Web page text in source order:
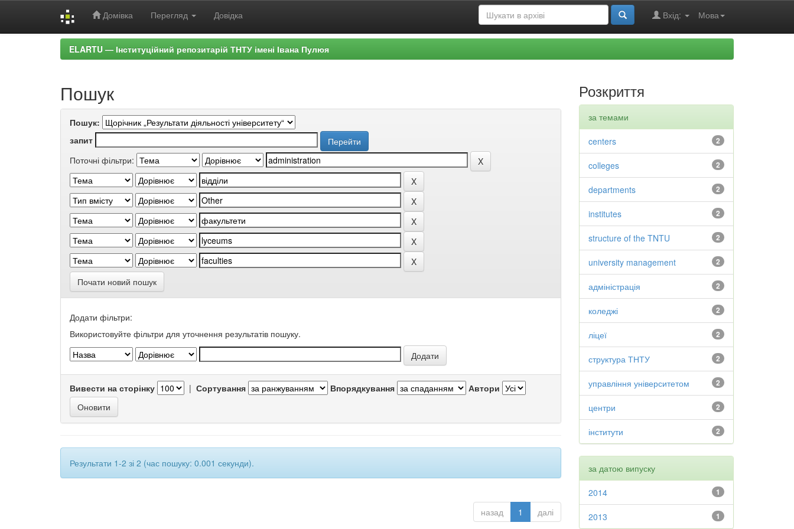
Домівка Перегляд Довідка Мова
Вхід:
ELARTU — Інституційний репозитарій ТНТУ імені Івана Пулюя
Пошук
Пошук:
запит
Поточні фільтри:
Почати новий пошук
Додати фільтри:
Використовуйте фільтри для уточнення результатів пошуку.
Вивести на сторінку | Сортування Впорядкування Автори
Результати 1-2 зі 2 (час пошуку: 0.001 секунди).
назад 1 далі
Розкриття
за темами
2
centers
2
colleges
2
departments
2
institutes
2
structure of the TNTU
2
university management
2
адміністрація
2
коледжі
2
ліцеї
2
структура ТНТУ
2
управління університетом
2
центри
2
інститути
за датою випуску
1
2014
1
2013